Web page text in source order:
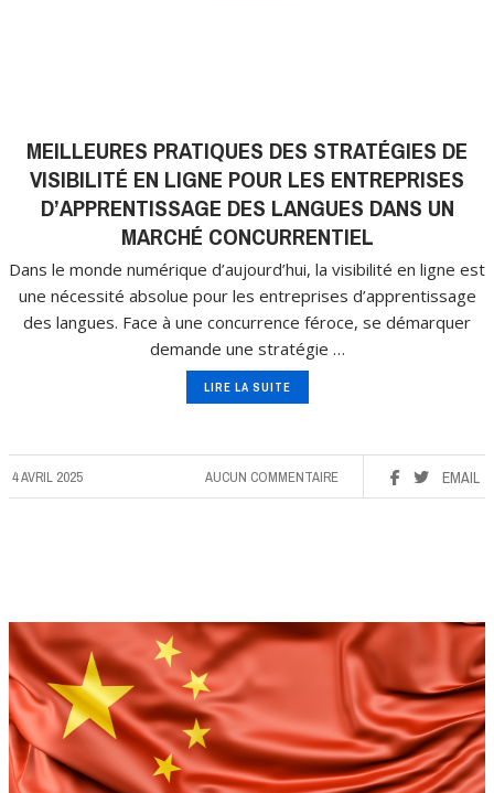
MEILLEURES PRATIQUES DES STRATÉGIES DE
VISIBILITÉ EN LIGNE POUR LES ENTREPRISES
D’APPRENTISSAGE DES LANGUES DANS UN
MARCHÉ CONCURRENTIEL
Dans le monde numérique d’aujourd’hui, la visibilité en ligne est
une nécessité absolue pour les entreprises d’apprentissage
des langues. Face à une concurrence féroce, se démarquer
demande une stratégie …
LIRE LA SUITE
4 AVRIL 2025 EMAIL
AUCUN COMMENTAIRE